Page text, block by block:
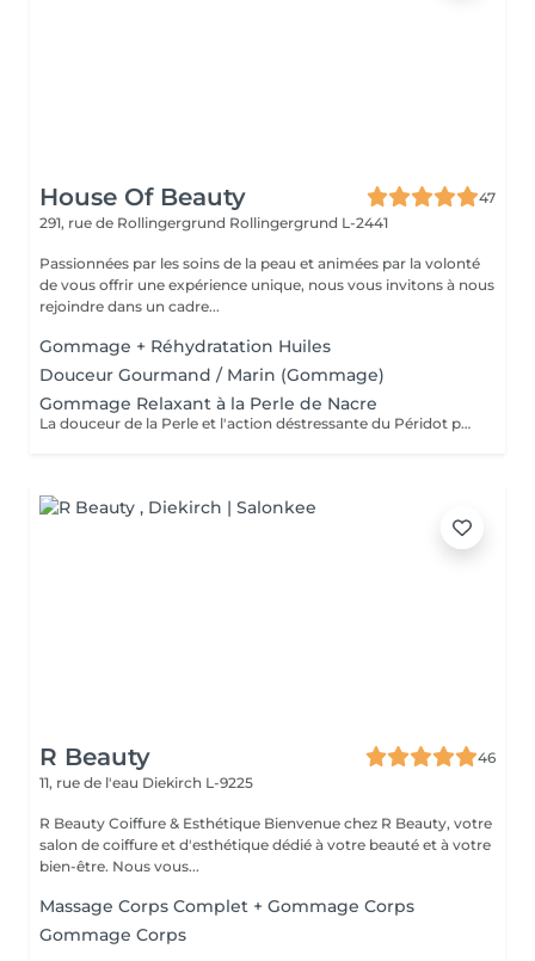
House Of Beauty
47
291, rue de Rollingergrund Rollingergrund L-2441
Passionnées par les soins de la peau et animées par la volonté
de vous offrir une expérience unique, nous vous invitons à nous
rejoindre dans un cadre...
Gommage + Réhydratation Huiles
Douceur Gourmand / Marin (Gommage)
Gommage Relaxant à la Perle de Nacre
La douceur de la Perle et l'action déstressante du Péridot pour affiner le grain de peau. Le corps est détendu et la peau est douce.
R Beauty
46
11, rue de l'eau Diekirch L-9225
R Beauty Coiffure & Esthétique Bienvenue chez R Beauty, votre
salon de coiffure et d'esthétique dédié à votre beauté et à votre
bien-être. Nous vous...
Massage Corps Complet + Gommage Corps
Gommage Corps